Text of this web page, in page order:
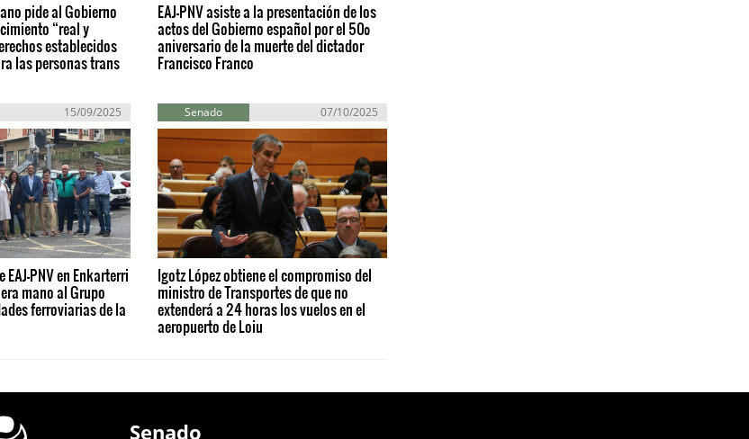
pide al Gobierno
“real y
establecidos
las personas trans
EAJ-PNV asiste a la presentación de los
actos del Gobierno español por el 50º
aniversario de la muerte del dictador
Francisco Franco
15/09/2025
EAJ-PNV en Enkarterri
mano al Grupo
ferroviarias de la
Senado 07/10/2025
Igotz López obtiene el compromiso del
ministro de Transportes de que no
extenderá a 24 horas los vuelos en el
aeropuerto de Loiu
Senado